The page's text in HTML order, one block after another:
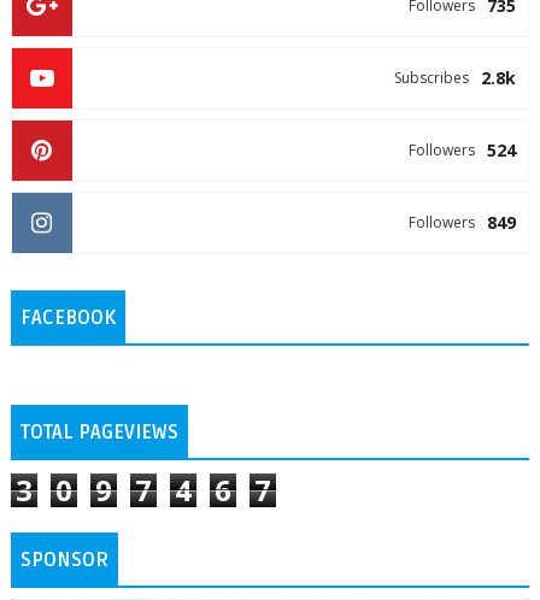
735
Followers
2.8k
Subscribes
524
Followers
849
Followers
FACEBOOK
TOTAL PAGEVIEWS
3 0 9 7 4 6 7
SPONSOR